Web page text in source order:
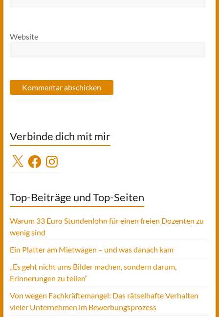
Website
Verbinde dich mit mir
X FacebookInstagram
Top-Beiträge und Top-Seiten
Warum 33 Euro Stundenlohn für einen freien Dozenten zu
wenig sind
Ein Platter am Mietwagen – und was danach kam
„Es geht nicht ums Bilder machen, sondern darum,
Erinnerungen zu teilen“
Von wegen Fachkräftemangel: Das rätselhafte Verhalten
vieler Unternehmen im Bewerbungsprozess